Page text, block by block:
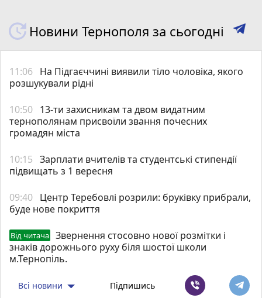
Новини Тернополя за сьогодні
11:06 На Підгаєччині виявили тіло чоловіка, якого
розшукували рідні
10:50 13-ти захисникам та двом видатним
тернополянам присвоїли звання почесних
громадян міста
10:15 Зарплати вчителів та студентські стипендії
підвищать з 1 вересня
09:40 Центр Теребовлі розрили: бруківку прибрали,
буде нове покриття
Від читача
Звернення стосовно нової розмітки і
знаків дорожнього руху біля шостої школи
м.Тернопіль.
Всі новини Підпишись